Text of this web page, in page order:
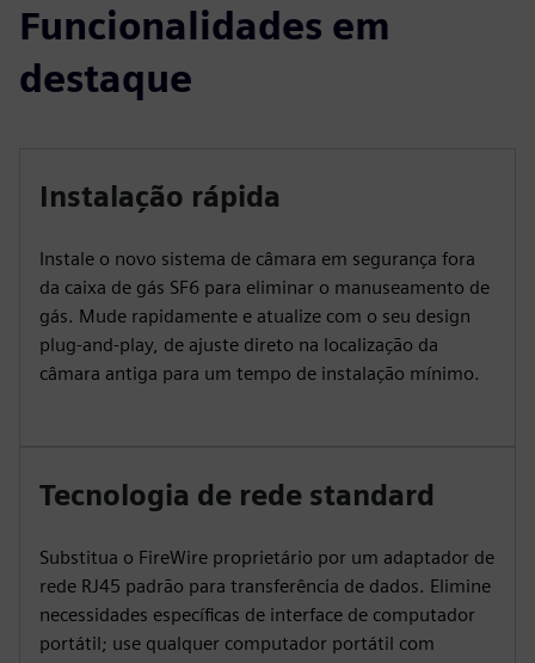
Funcionalidades em
destaque
Instalação rápida
Instale o novo sistema de câmara em segurança fora
da caixa de gás SF6 para eliminar o manuseamento de
gás. Mude rapidamente e atualize com o seu design
plug-and-play, de ajuste direto na localização da
câmara antiga para um tempo de instalação mínimo.
Tecnologia de rede standard
Substitua o FireWire proprietário por um adaptador de
rede RJ45 padrão para transferência de dados. Elimine
necessidades específicas de interface de computador
portátil; use qualquer computador portátil com